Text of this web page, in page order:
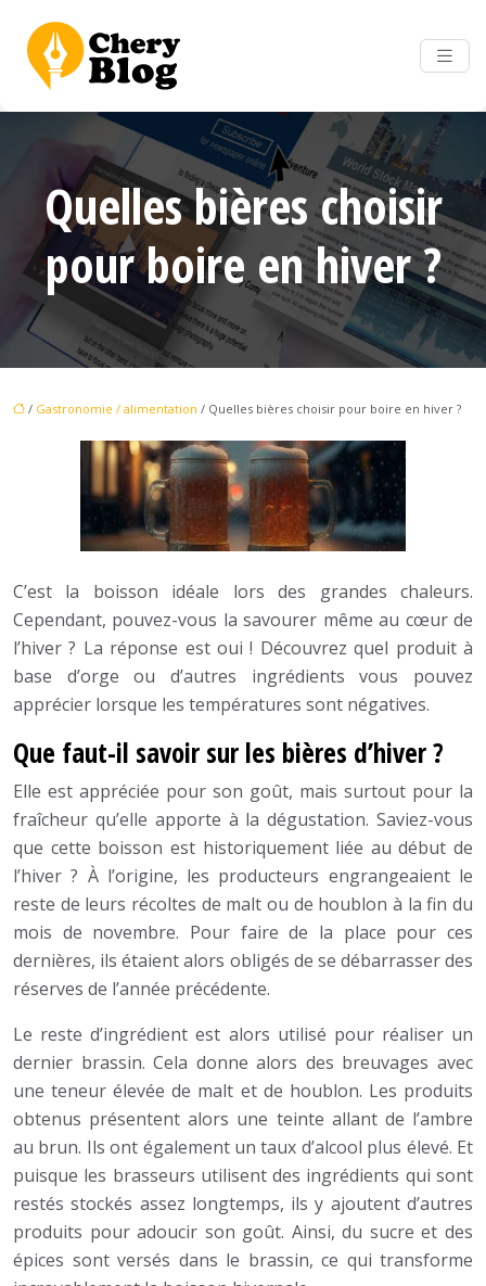
Quelles bières choisir
pour boire en hiver ?
/ Gastronomie / alimentation / Quelles bières choisir pour boire en hiver ?
C’est la boisson idéale lors des grandes chaleurs.
Cependant, pouvez-vous la savourer même au cœur de
l’hiver ? La réponse est oui ! Découvrez quel produit à
base d’orge ou d’autres ingrédients vous pouvez
apprécier lorsque les températures sont négatives.
Que faut-il savoir sur les bières d’hiver ?
Elle est appréciée pour son goût, mais surtout pour la
fraîcheur qu’elle apporte à la dégustation. Saviez-vous
que cette boisson est historiquement liée au début de
l’hiver ? À l’origine, les producteurs engrangeaient le
reste de leurs récoltes de malt ou de houblon à la fin du
mois de novembre. Pour faire de la place pour ces
dernières, ils étaient alors obligés de se débarrasser des
réserves de l’année précédente.
Le reste d’ingrédient est alors utilisé pour réaliser un
dernier brassin. Cela donne alors des breuvages avec
une teneur élevée de malt et de houblon. Les produits
obtenus présentent alors une teinte allant de l’ambre
au brun. Ils ont également un taux d’alcool plus élevé. Et
puisque les brasseurs utilisent des ingrédients qui sont
restés stockés assez longtemps, ils y ajoutent d’autres
produits pour adoucir son goût. Ainsi, du sucre et des
épices sont versés dans le brassin, ce qui transforme